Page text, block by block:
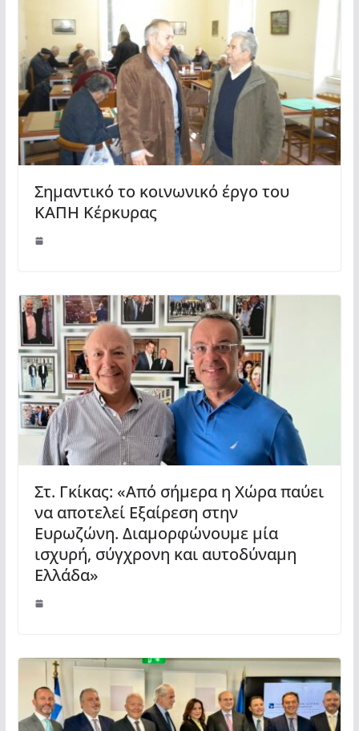
Σημαντικό το κοινωνικό έργο του
ΚΑΠΗ Κέρκυρας
Στ. Γκίκας: «Από σήμερα η Χώρα παύει
να αποτελεί Εξαίρεση στην
Ευρωζώνη. Διαμορφώνουμε μία
ισχυρή, σύγχρονη και αυτοδύναμη
Ελλάδα»